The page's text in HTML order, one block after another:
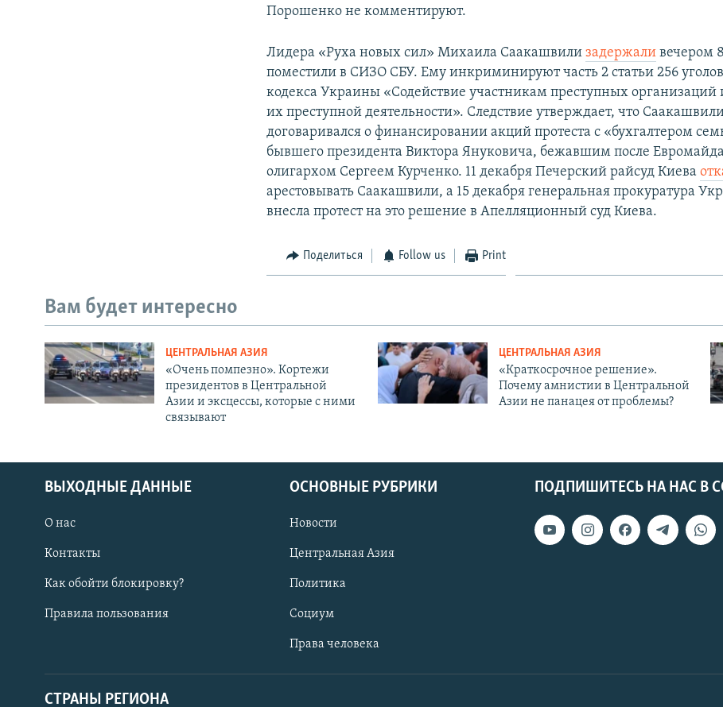
Порошенко не комментируют.
Лидера «Руха новых сил» Михаила Саакашвилизадержали вечером
поместили в СИЗО СБУ. Ему инкриминируют часть 2 статьи 256
кодекса Украины «Содействие участникам преступных организаций
их преступной деятельности». Следствие утверждает, что
договаривался о финансировании акций протеста с «бухгалтером
бывшего президента Виктора Януковича, бежавшим после
олигархом Сергеем Курченко. 11 декабря Печерский райсуд Киева
арестовывать Саакашвили, а 15 декабря генеральная прокуратура
внесла протест на это решение в Апелляционный суд Киева.
Поделиться Follow us Print
Вам будет интересно
ЦЕНТРАЛЬНАЯ АЗИЯ
«Очень помпезно». Кортежи
президентов в Центральной
Азии и эксцессы, которые с ними
связывают
ЦЕНТРАЛЬНАЯ АЗИЯ
«Краткосрочное решение».
Почему амнистии в Центральной
Азии не панацея от проблемы?
ПОДПИШИТЕСЬ НА НАС В
ВЫХОДНЫЕ ДАННЫЕ
О нас
Контакты
Как обойти блокировку?
Правила пользования
ОСНОВНЫЕ РУБРИКИ
Новости
Центральная Азия
Политика
Социум
Права человека
СТРАНЫ РЕГИОНА